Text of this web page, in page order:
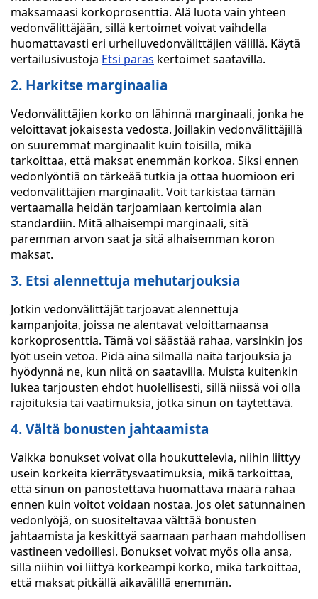
maksamaasi korkoprosenttia. Älä luota vain yhteen
vedonvälittäjään, sillä kertoimet voivat vaihdella
huomattavasti eri urheiluvedonvälittäjien välillä. Käytä
vertailusivustoja Etsi paras kertoimet saatavilla.
2. Harkitse marginaalia
Vedonvälittäjien korko on lähinnä marginaali, jonka he
veloittavat jokaisesta vedosta. Joillakin vedonvälittäjillä
on suuremmat marginaalit kuin toisilla, mikä
tarkoittaa, että maksat enemmän korkoa. Siksi ennen
vedonlyöntiä on tärkeää tutkia ja ottaa huomioon eri
vedonvälittäjien marginaalit. Voit tarkistaa tämän
vertaamalla heidän tarjoamiaan kertoimia alan
standardiin. Mitä alhaisempi marginaali, sitä
paremman arvon saat ja sitä alhaisemman koron
maksat.
3. Etsi alennettuja mehutarjouksia
Jotkin vedonvälittäjät tarjoavat alennettuja
kampanjoita, joissa ne alentavat veloittamaansa
korkoprosenttia. Tämä voi säästää rahaa, varsinkin jos
lyöt usein vetoa. Pidä aina silmällä näitä tarjouksia ja
hyödynnä ne, kun niitä on saatavilla. Muista kuitenkin
lukea tarjousten ehdot huolellisesti, sillä niissä voi olla
rajoituksia tai vaatimuksia, jotka sinun on täytettävä.
4. Vältä bonusten jahtaamista
Vaikka bonukset voivat olla houkuttelevia, niihin liittyy
usein korkeita kierrätysvaatimuksia, mikä tarkoittaa,
että sinun on panostettava huomattava määrä rahaa
ennen kuin voitot voidaan nostaa. Jos olet satunnainen
vedonlyöjä, on suositeltavaa välttää bonusten
jahtaamista ja keskittyä saamaan parhaan mahdollisen
vastineen vedoillesi. Bonukset voivat myös olla ansa,
sillä niihin voi liittyä korkeampi korko, mikä tarkoittaa,
että maksat pitkällä aikavälillä enemmän.